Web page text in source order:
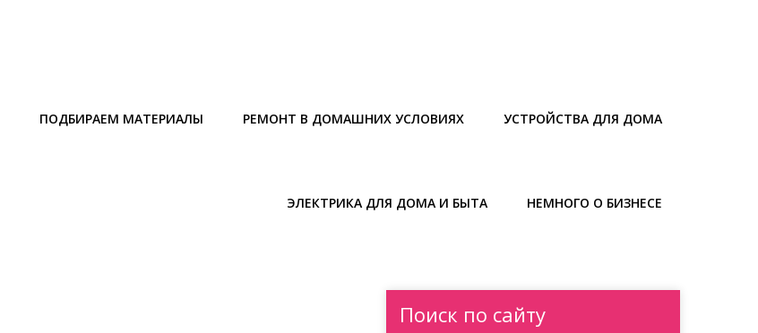
ПОДБИРАЕМ МАТЕРИАЛЫ РЕМОНТ В ДОМАШНИХ УСЛОВИЯХ УСТРОЙСТВА ДЛЯ ДОМА
ЭЛЕКТРИКА ДЛЯ ДОМА И БЫТА НЕМНОГО О БИЗНЕСЕ
Поиск по сайту